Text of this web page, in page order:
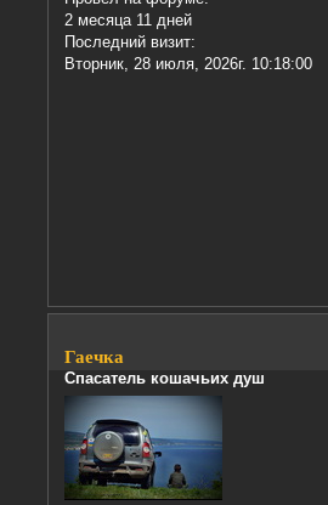
2 месяца 11 дней
Последний визит:
Вторник, 28 июля, 2026г. 10:18:00
Гаечка
Спасатель кошачьих душ